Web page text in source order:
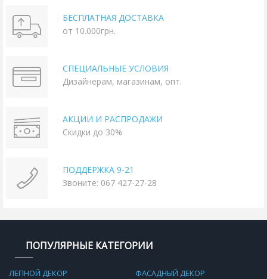
БЕСПЛАТНАЯ ДОСТАВКА
от 10.000грн.
СПЕЦИАЛЬНЫЕ УСЛОВИЯ
Дизайнерам, магазинам, опт.
АКЦИИ И РАСПРОДАЖИ
Скидки до 30%
ПОДДЕРЖКА 9-21
Звоните: 067 427-27-28
ПОПУЛЯРНЫЕ КАТЕГОРИИ
ЛЕПНОЙ ДЕКОР
ФАСАДНЫЙ ДЕКОР